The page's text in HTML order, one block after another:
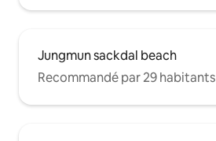
Jungmun sackdal beach
Recommandé par 29 habitants